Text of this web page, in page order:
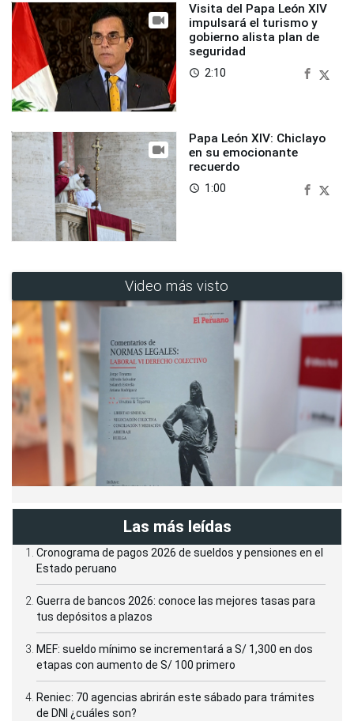
Visita del Papa León XIV
impulsará el turismo y
gobierno alista plan de
seguridad
access_time 2:10
Papa León XIV: Chiclayo
en su emocionante
recuerdo
access_time 1:00
Video más visto
Las más leídas
Cronograma de pagos 2026 de sueldos y pensiones en el
Estado peruano
Guerra de bancos 2026: conoce las mejores tasas para
tus depósitos a plazos
MEF: sueldo mínimo se incrementará a S/ 1,300 en dos
etapas con aumento de S/ 100 primero
Reniec: 70 agencias abrirán este sábado para trámites
de DNI ¿cuáles son?